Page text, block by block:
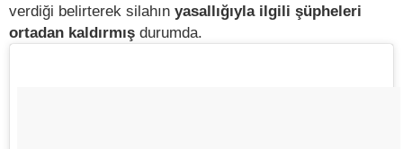
verdiği belirterek silahın yasallığıyla ilgili şüpheleri
ortadan kaldırmış durumda.